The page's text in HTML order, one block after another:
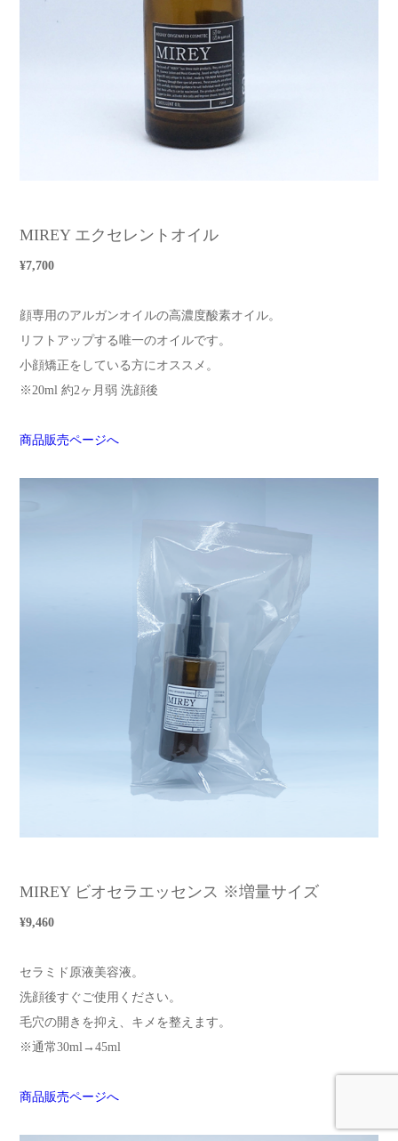
MIREY エクセレントオイル
¥7,700
顔専用のアルガンオイルの高濃度酸素オイル。
リフトアップする唯一のオイルです。
小顔矯正をしている方にオススメ。
※20ml 約2ヶ月弱 洗顔後
商品販売ページへ
MIREY ビオセラエッセンス ※増量サイズ
¥9,460
セラミド原液美容液。
洗顔後すぐご使用ください。
毛穴の開きを抑え、キメを整えます。
※通常30ml→45ml
商品販売ページへ